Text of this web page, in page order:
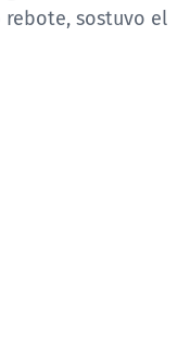
sostuvo el